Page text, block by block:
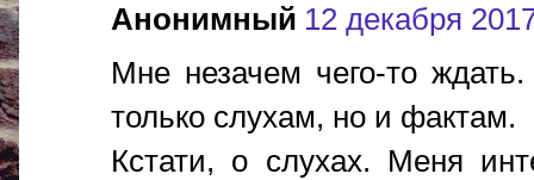
Анонимный 12 декабря
Мне незачем чего-то
только слухам, но и фактам.
Кстати, о слухах. Меня